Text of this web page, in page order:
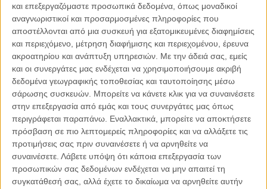
και επεξεργαζόμαστε προσωπικά δεδομένα, όπως μοναδικοί
αναγνωριστικοί και προσαρμοσμένες πληροφορίες που
αποστέλλονται από μια συσκευή για εξατομικευμένες διαφημίσεις
και περιεχόμενο, μέτρηση διαφήμισης και περιεχομένου, έρευνα
ακροατηρίου και ανάπτυξη υπηρεσιών. Με την άδειά σας, εμείς
και οι συνεργάτες μας ενδέχεται να χρησιμοποιήσουμε ακριβή
δεδομένα γεωγραφικής τοποθεσίας και ταυτοποίησης μέσω
σάρωσης συσκευών. Μπορείτε να κάνετε κλικ για να συναινέσετε
στην επεξεργασία από εμάς και τους συνεργάτες μας όπως
περιγράφεται παραπάνω. Εναλλακτικά, μπορείτε να αποκτήσετε
πρόσβαση σε πιο λεπτομερείς πληροφορίες και να αλλάξετε τις
προτιμήσεις σας πριν συναινέσετε ή να αρνηθείτε να
συναινέσετε. Λάβετε υπόψη ότι κάποια επεξεργασία των
προσωπικών σας δεδομένων ενδέχεται να μην απαιτεί τη
συγκατάθεσή σας, αλλά έχετε το δικαίωμα να αρνηθείτε αυτήν
της”
Γιάννης Πανούσης
Οι μόνοι αθώοι
Αντώνιος Ντακανάλης
Τέμπη: Η Κορυφή του Παγόβουνου
μιας Κοινωνίας που βράζει